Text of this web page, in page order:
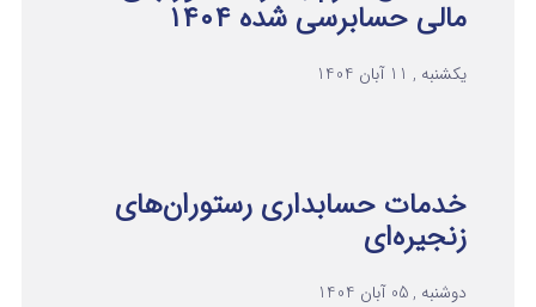
مالی حسابرسی شده ۱۴۰۴
یکشنبه , 11 آبان 1404
خدمات حسابداری رستوران‌های
زنجیره‌ای
دوشنبه , 05 آبان 1404